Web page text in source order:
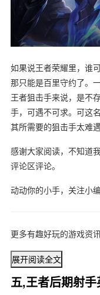
如果说王者荣耀里，谁
那只能是百里守约了。
王者狙击手来说，是不
手，可遇不可求。可这
其所需要的狙击手太难遇
感谢大家阅读，不知道
评论区评论。
动动你的小手，关注小编
更多有趣好玩的游戏资
展开阅读全文
五,王者后期射手